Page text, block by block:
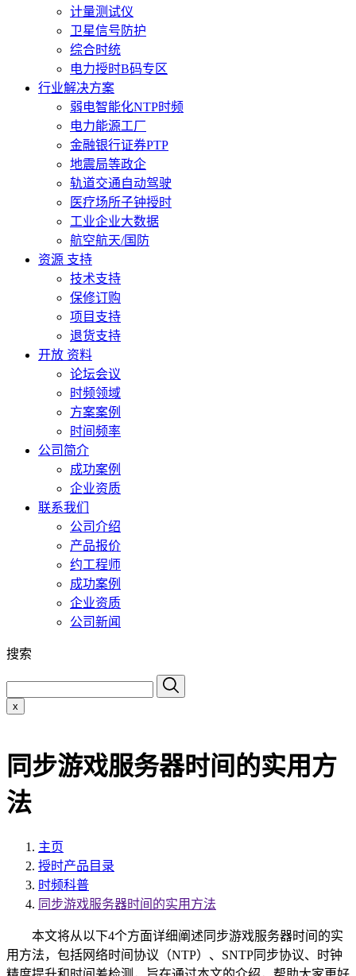
计量测试仪
卫星信号防护
综合时统
电力授时B码专区
行业解决方案
弱电智能化NTP时频
电力能源工厂
金融银行证券PTP
地震局等政企
轨道交通自动驾驶
医疗场所子钟授时
工业企业大数据
航空航天/国防
资源 支持
技术支持
保修订购
项目支持
退货支持
开放 资料
论坛会议
时频领域
方案案例
时间频率
公司简介
成功案例
企业资质
联系我们
公司介绍
产品报价
约工程师
成功案例
企业资质
公司新闻
搜索
x
同步游戏服务器时间的实用方
法
主页
授时产品目录
时频科普
同步游戏服务器时间的实用方法
本文将从以下4个方面详细阐述同步游戏服务器时间的实
用方法，包括网络时间协议（NTP）、SNTP同步协议、时钟